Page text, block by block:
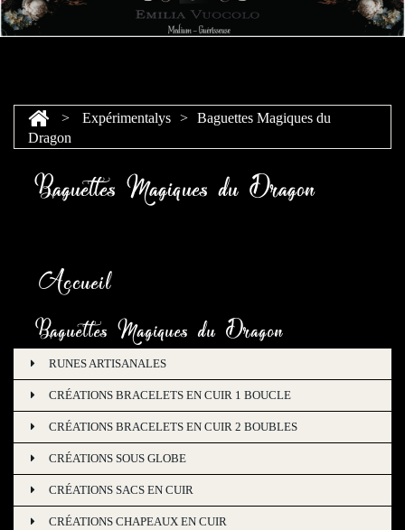
> Expérimentalys > Baguettes Magiques du
Dragon
Baguettes Magiques du Dragon
Accueil
Baguettes Magiques du Dragon
RUNES ARTISANALES
CRÉATIONS BRACELETS EN CUIR 1 BOUCLE
CRÉATIONS BRACELETS EN CUIR 2 BOUBLES
CRÉATIONS SOUS GLOBE
CRÉATIONS SACS EN CUIR
CRÉATIONS CHAPEAUX EN CUIR